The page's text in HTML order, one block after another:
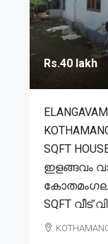
Rs.40 lakh
SQFT
ഇളങ്ങവം
SQFT വീട്